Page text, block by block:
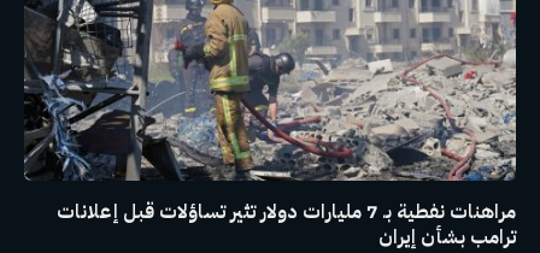
مراهنات نفطية بـ 7 مليارات دولار تثير تساؤلات قبل إعلانات
ترامب بشأن إيران